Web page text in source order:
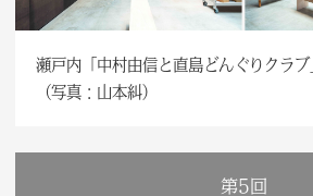
瀬戸内「中村由信と直島どんぐりクラ
（写真：山本糾）
第5回